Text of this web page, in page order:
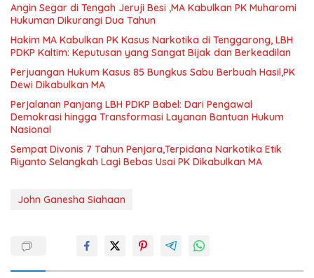
Angin Segar di Tengah Jeruji Besi ,MA Kabulkan PK Muharomi
Hukuman Dikurangi Dua Tahun
Hakim MA Kabulkan PK Kasus Narkotika di Tenggarong, LBH
PDKP Kaltim: Keputusan yang Sangat Bijak dan Berkeadilan
Perjuangan Hukum Kasus 85 Bungkus Sabu Berbuah Hasil,PK
Dewi Dikabulkan MA
Perjalanan Panjang LBH PDKP Babel: Dari Pengawal
Demokrasi hingga Transformasi Layanan Bantuan Hukum
Nasional
Sempat Divonis 7 Tahun Penjara,Terpidana Narkotika Etik
Riyanto Selangkah Lagi Bebas Usai PK Dikabulkan MA
John Ganesha Siahaan